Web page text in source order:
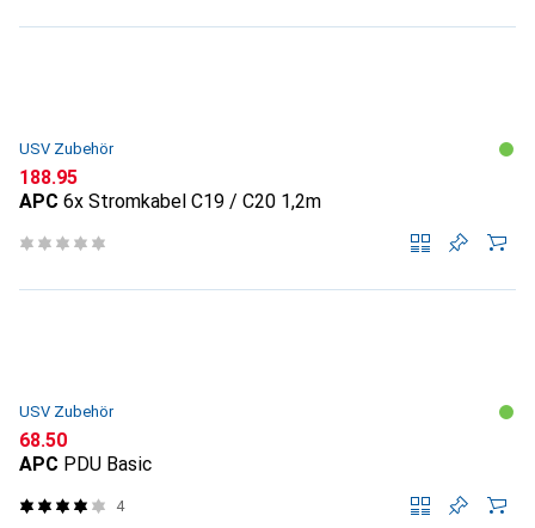
USV Zubehör
CHF
188.95
APC 6x Stromkabel C19 / C20 1,2m
USV Zubehör
CHF
68.50
APC PDU Basic
4